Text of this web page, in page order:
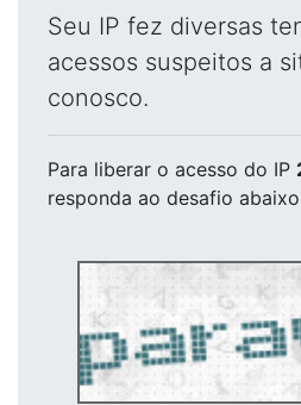
Seu IP fez diversas
acessos suspeitos a
conosco.
Para liberar o acesso do IP
responda ao desafio